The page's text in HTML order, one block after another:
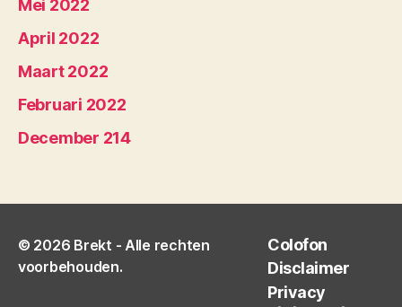
Mei 2022
April 2022
Maart 2022
Februari 2022
December 214
© 2026 Brekt - Alle rechten
voorbehouden.
Colofon
Disclaimer
Privacy